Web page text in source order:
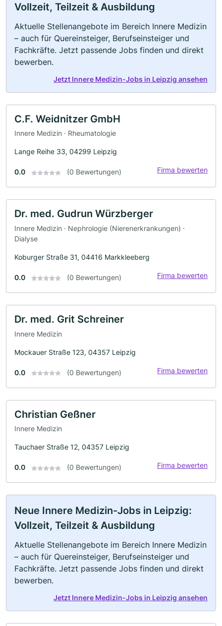
Vollzeit, Teilzeit & Ausbildung
Aktuelle Stellenangebote im Bereich Innere Medizin
– auch für Quereinsteiger, Berufseinsteiger und
Fachkräfte. Jetzt passende Jobs finden und direkt
bewerben.
Jetzt Innere Medizin-Jobs in Leipzig ansehen
C.F. Weidnitzer GmbH
Innere Medizin · Rheumatologie
Lange Reihe 33, 04299 Leipzig
0.0 (0 Bewertungen) Firma bewerten
Dr. med. Gudrun Würzberger
Innere Medizin · Nephrologie (Nierenerkrankungen) ·
Dialyse
Koburger Straße 31, 04416 Markkleeberg
0.0 (0 Bewertungen) Firma bewerten
Dr. med. Grit Schreiner
Innere Medizin
Mockauer Straße 123, 04357 Leipzig
0.0 (0 Bewertungen) Firma bewerten
Christian Geßner
Innere Medizin
Tauchaer Straße 12, 04357 Leipzig
0.0 (0 Bewertungen) Firma bewerten
Neue Innere Medizin-Jobs in Leipzig:
Vollzeit, Teilzeit & Ausbildung
Aktuelle Stellenangebote im Bereich Innere Medizin
– auch für Quereinsteiger, Berufseinsteiger und
Fachkräfte. Jetzt passende Jobs finden und direkt
bewerben.
Jetzt Innere Medizin-Jobs in Leipzig ansehen